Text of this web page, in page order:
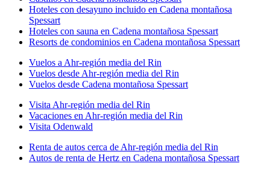
Hoteles con desayuno incluido en Cadena montañosa
Spessart
Hoteles con sauna en Cadena montañosa Spessart
Resorts de condominios en Cadena montañosa Spessart
Vuelos a Ahr-región media del Rin
Vuelos desde Ahr-región media del Rin
Vuelos desde Cadena montañosa Spessart
Visita Ahr-región media del Rin
Vacaciones en Ahr-región media del Rin
Visita Odenwald
Renta de autos cerca de Ahr-región media del Rin
Autos de renta de Hertz en Cadena montañosa Spessart